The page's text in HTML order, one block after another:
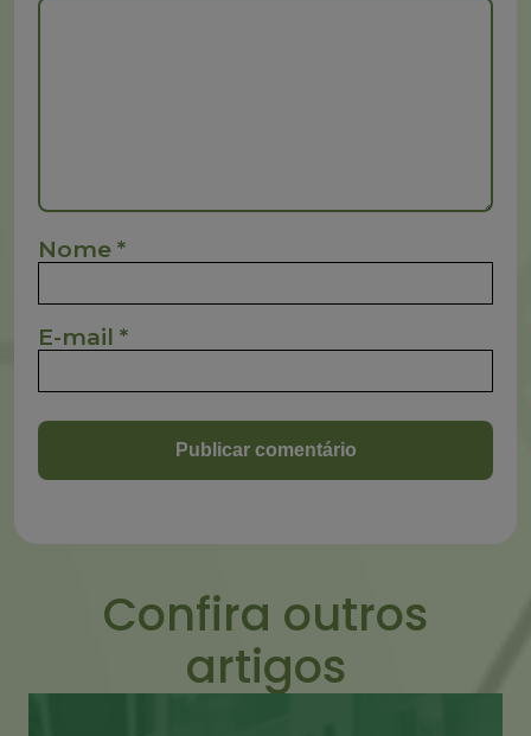
Nome *
E-mail *
Confira outros
artigos